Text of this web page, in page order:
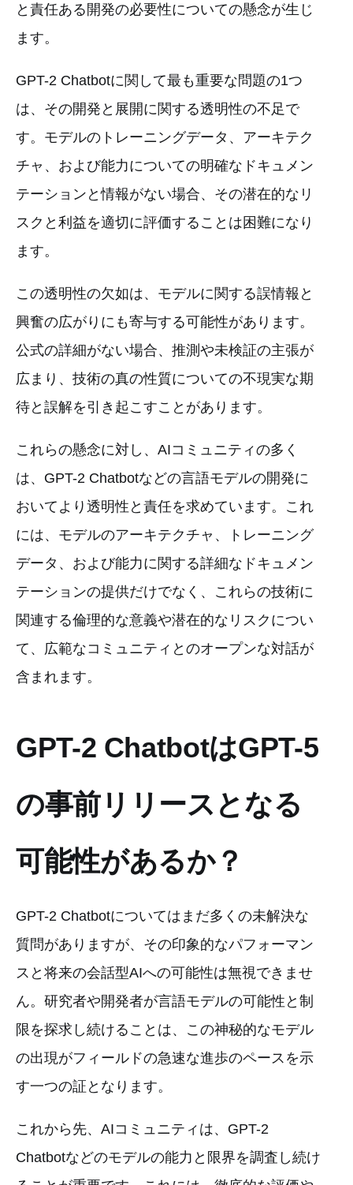
と責任ある開発の必要性についての懸念が生じ
ます。
GPT-2 Chatbotに関して最も重要な問題の1つ
は、その開発と展開に関する透明性の不足で
す。モデルのトレーニングデータ、アーキテク
チャ、および能力についての明確なドキュメン
テーションと情報がない場合、その潜在的なリ
スクと利益を適切に評価することは困難になり
ます。
この透明性の欠如は、モデルに関する誤情報と
興奮の広がりにも寄与する可能性があります。
公式の詳細がない場合、推測や未検証の主張が
広まり、技術の真の性質についての不現実な期
待と誤解を引き起こすことがあります。
これらの懸念に対し、AIコミュニティの多く
は、GPT-2 Chatbotなどの言語モデルの開発に
おいてより透明性と責任を求めています。これ
には、モデルのアーキテクチャ、トレーニング
データ、および能力に関する詳細なドキュメン
テーションの提供だけでなく、これらの技術に
関連する倫理的な意義や潜在的なリスクについ
て、広範なコミュニティとのオープンな対話が
含まれます。
GPT-2 ChatbotはGPT-5
の事前リリースとなる
可能性があるか？
GPT-2 Chatbotについてはまだ多くの未解決な
質問がありますが、その印象的なパフォーマン
スと将来の会話型AIへの可能性は無視できませ
ん。研究者や開発者が言語モデルの可能性と制
限を探求し続けることは、この神秘的なモデル
の出現がフィールドの急速な進歩のペースを示
す一つの証となります。
これから先、AIコミュニティは、GPT-2
Chatbotなどのモデルの能力と限界を調査し続け